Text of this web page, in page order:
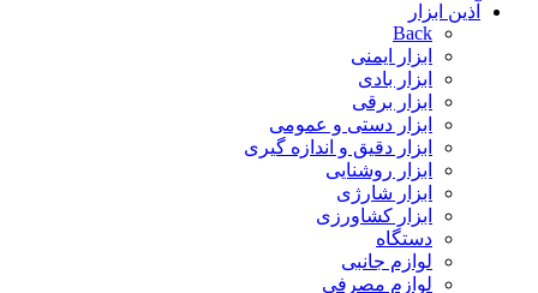
آذین ابزار
Back
ابزار ایمنی
ابزار بادی
ابزار برقی
ابزار دستی و عمومی
ابزار دقیق و اندازه گیری
ابزار روشنایی
ابزار شارژی
ابزار کشاورزی
دستگاه
لوازم جانبی
لوازم مصرفی